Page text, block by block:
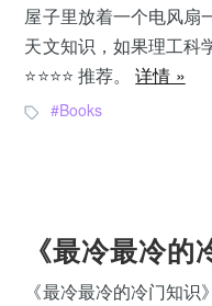
屋子里放着一个电风扇
天文知识，如果理工科
⭐️⭐️⭐️⭐️ 推荐。详情 »
Books
《最冷最冷的
《最冷最冷的冷门知